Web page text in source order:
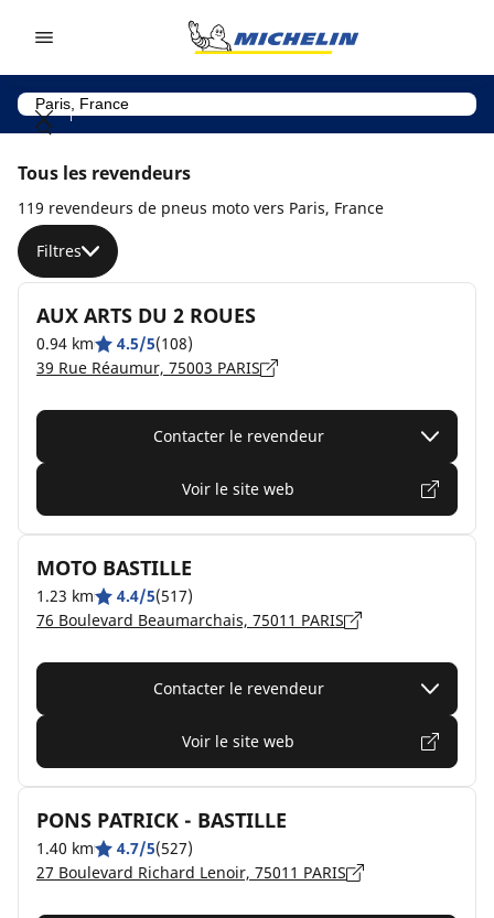
Tous les revendeurs
119 revendeurs de pneus moto vers Paris, France
Filtres
AUX ARTS DU 2 ROUES
0.94 km 4.5/5(108)
39 Rue Réaumur, 75003 PARIS
Contacter le revendeur
Voir le site web
MOTO BASTILLE
1.23 km 4.4/5(517)
76 Boulevard Beaumarchais, 75011 PARIS
Contacter le revendeur
Voir le site web
PONS PATRICK - BASTILLE
1.40 km 4.7/5(527)
27 Boulevard Richard Lenoir, 75011 PARIS